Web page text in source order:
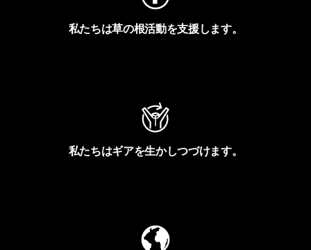
私たちは草の根活動を支援します。
私たちはギアを生かしつづけます。